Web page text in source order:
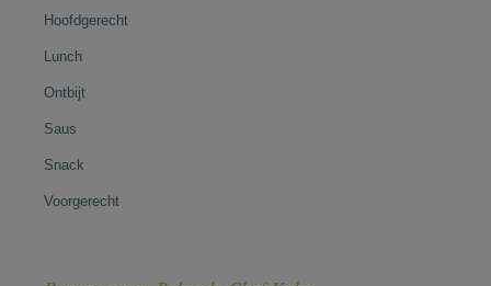
Hoofdgerecht
Lunch
Ontbijt
Saus
Snack
Voorgerecht